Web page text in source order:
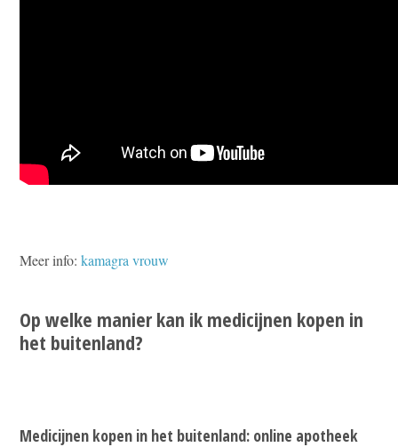
Meer info:kamagra vrouw
Op welke manier kan ik medicijnen kopen in
het buitenland?
Medicijnen kopen in het buitenland: online apotheek